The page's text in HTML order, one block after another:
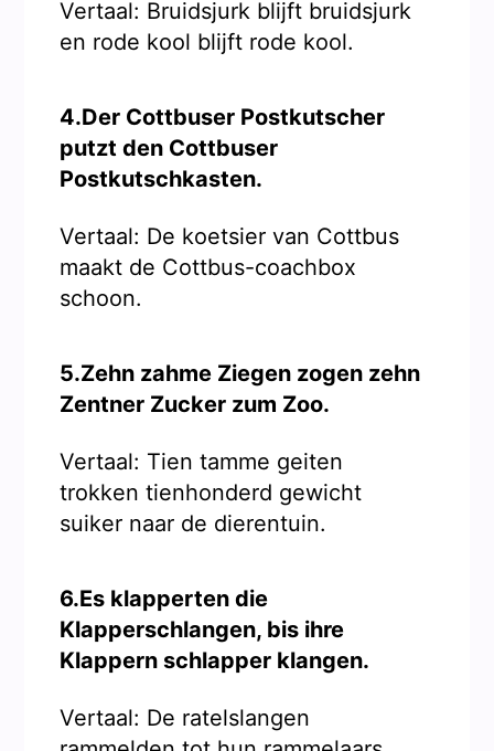
Vertaal: Bruidsjurk blijft bruidsjurk
en rode kool blijft rode kool.
4.Der Cottbuser Postkutscher
putzt den Cottbuser
Postkutschkasten.
Vertaal: De koetsier van Cottbus
maakt de Cottbus-coachbox
schoon.
5.Zehn zahme Ziegen zogen zehn
Zentner Zucker zum Zoo.
Vertaal: Tien tamme geiten
trokken tienhonderd gewicht
suiker naar de dierentuin.
6.Es klapperten die
Klapperschlangen, bis ihre
Klappern schlapper klangen.
Vertaal: De ratelslangen